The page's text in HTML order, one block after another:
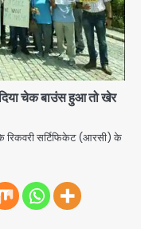
दिया चेक बाउंस हुआ तो खेर
रिकवरी सर्टिफिकेट (आरसी) के
Gas
बुजुर्ग से वीडियो
साइबर फ्रॉड
कैंपेन-व्हाइट हाउस
Delhi flight:
17 घायल;